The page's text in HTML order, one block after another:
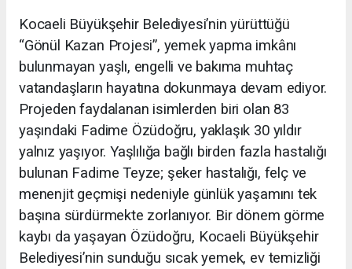
Kocaeli Büyükşehir Belediyesi’nin yürüttüğü
“Gönül Kazan Projesi”, yemek yapma imkânı
bulunmayan yaşlı, engelli ve bakıma muhtaç
vatandaşların hayatına dokunmaya devam ediyor.
Projeden faydalanan isimlerden biri olan 83
yaşındaki Fadime Özüdoğru, yaklaşık 30 yıldır
yalnız yaşıyor. Yaşlılığa bağlı birden fazla hastalığı
bulunan Fadime Teyze; şeker hastalığı, felç ve
menenjit geçmişi nedeniyle günlük yaşamını tek
başına sürdürmekte zorlanıyor. Bir dönem görme
kaybı da yaşayan Özüdoğru, Kocaeli Büyükşehir
Belediyesi’nin sunduğu sıcak yemek, ev temizliği